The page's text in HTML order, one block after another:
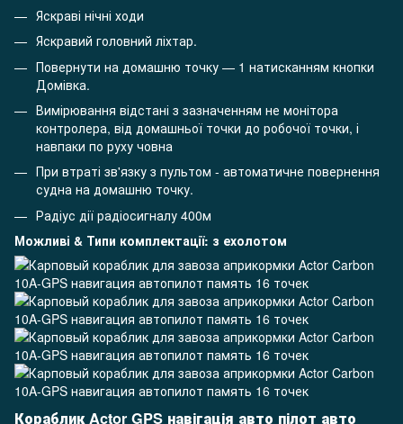
Яскраві нічні ходи
Яскравий головний ліхтар.
Повернути на домашню точку — 1 натисканням кнопки
Домівка.
Вимірювання відстані з зазначенням не монітора
контролера, від домашньої точки до робочої точки, і
навпаки по руху човна
При втраті зв'язку з пультом - автоматичне повернення
судна на домашню точку.
Радіус дії радіосигналу 400м
Можливі & Типи комплектації: з ехолотом
Кораблик Actor GPS навігація авто пілот авто